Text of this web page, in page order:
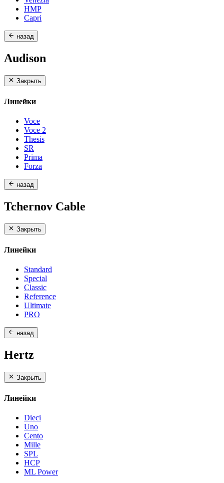
HMP
Capri
назад
Audison
Закрыть
Линейки
Voce
Voce 2
Thesis
SR
Prima
Forza
назад
Tchernov Cable
Закрыть
Линейки
Standard
Special
Classic
Reference
Ultimate
PRO
назад
Hertz
Закрыть
Линейки
Dieci
Uno
Cento
Mille
SPL
HCP
ML Power